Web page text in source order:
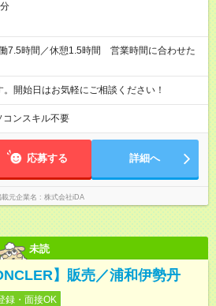
開始日はお気軽にご相談ください！
コンスキル不要
応募する 詳細へ
載元企業名 株式会社iDA
未読
】販売／浦和伊勢丹
録・面接OK